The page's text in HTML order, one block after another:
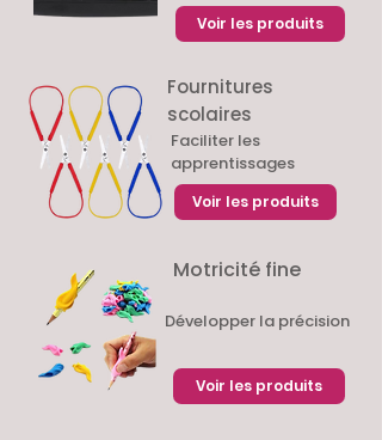
Voir les produits
Fournitures
scolaires
Voir les produits
Faciliter les
apprentissages
Motricité fine
Voir les produits
Développer la précision